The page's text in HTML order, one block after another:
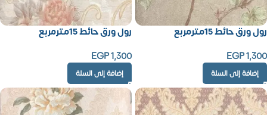
رول ورق حائط 15مترمربع
EGP1,300
إضافة إلى السلة
رول ورق حائط 15مترمربع
EGP1,300
إضافة إلى السلة